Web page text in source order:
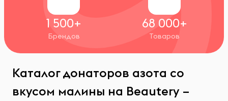
1 500+
Брендов
68 000+
Товаров
Каталог донаторов азота со
вкусом малины на Beautery –